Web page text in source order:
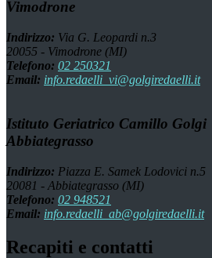
Vimodrone
Indirizzo: Via G. Leopardi n.3
20055 - Vimodrone (MI)
Telefono: 02 250321
Email: info.redaelli_vi@golgiredaelli.it
Istituto Geriatrico Camillo Golgi
Abbiategrasso
Indirizzo: Piazza E. Samek Lodovici n.5
20081 - Abbiategrasso (MI)
Telefono: 02 948521
Email: info.redaelli_ab@golgiredaelli.it
Recapiti e contatti